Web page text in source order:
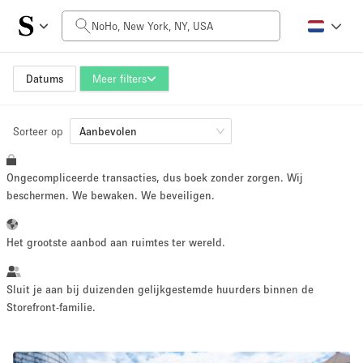
Datums Meer filters
Prijs per dag
$0
Grootte ruimte
100 sq ft 5000+ sq ft
~ 13 mensen
Sorteer op Aanbevolen
Ongecompliceerde transacties, dus boek zonder zorgen. Wij
beschermen. We bewaken. We beveiligen.
Het grootste aanbod aan ruimtes ter wereld.
Sluit je aan bij duizenden gelijkgestemde huurders binnen de
Storefront-familie.